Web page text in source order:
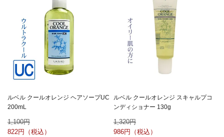
ルベル クールオレンジ ヘアソープUC
200mL
1,100
822
ルベル クールオレンジ スキャルプコ
ンディショナー 130g
1,320
986